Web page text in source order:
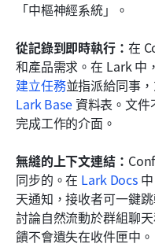
「中樞神經系統」。
從記錄到即時執行： 在
和產品需求。在 Lark 中
建立任務
Lark Base 資料表。文件
完成工作的介面。
無縫的上下文連結：
同步的。在 Lark Docs
天通知，接收者可一鍵
討論自然流動於群組聊
饋不會遺失在收件匣中。